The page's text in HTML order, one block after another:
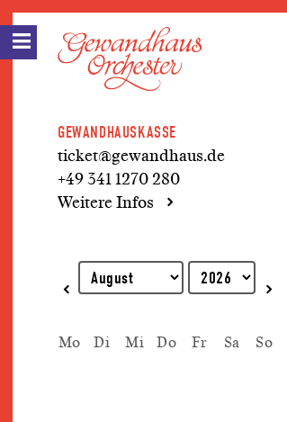
GEWANDHAUSKASSE
ticket@gewandhaus.de
+49 341 1270 280
Weitere Infos
Erklärung zur Tastaturbedienung
Mo Di Mi Do Fr Sa So